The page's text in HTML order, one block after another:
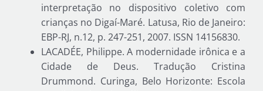
interpretação no dispositivo coletivo com
crianças no Digaí-Maré. Latusa, Rio de Janeiro:
EBP-RJ, n.12, p. 247-251, 2007. ISSN 14156830.
LACADÉE, Philippe. A modernidade irônica e a
Cidade de Deus. Tradução Cristina
Drummond. Curinga, Belo Horizonte: Escola